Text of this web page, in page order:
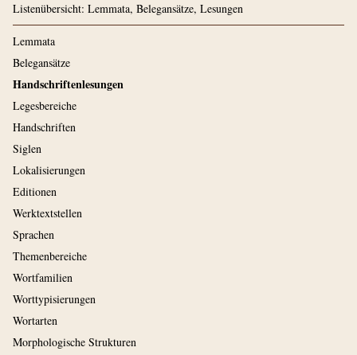
Listenübersicht: Lemmata, Belegansätze, Lesungen
Lemmata
Belegansätze
Handschriftenlesungen
Legesbereiche
Handschriften
Siglen
Lokalisierungen
Editionen
Werktextstellen
Sprachen
Themenbereiche
Wortfamilien
Worttypisierungen
Wortarten
Morphologische Strukturen